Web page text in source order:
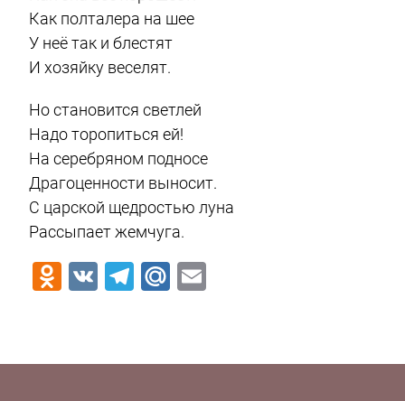
Как полталера на шее
У неё так и блестят
И хозяйку веселят.
Но становится светлей
Надо торопиться ей!
На серебряном подносе
Драгоценности выносит.
С царской щедростью луна
Рассыпает жемчуга.
Odnoklassniki
VK Telegram
Mail.Ru